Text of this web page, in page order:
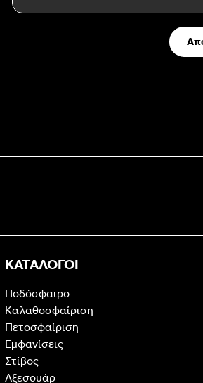
ΚΑΤΑΛΟΓΟΙ
Ποδόσφαιρο
Καλαθοσφαίριση
Πετοσφαίριση
Εμφανίσεις
Στίβος
Αξεσουάρ